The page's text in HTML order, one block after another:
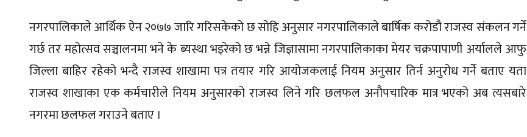
नगरपालिकाले आर्थिक ऐन २०७७ जारि गरिसकेको छ सोहि अनुसार नगरपालिकाले बार्षिक करोडौ राजस्व संकलन गर्ने
गर्छ तर महोत्सव सञ्चालनमा भने के ब्यस्था भइरेको छ भन्ने जिज्ञासामा नगरपालिकाका मेयर चक्रपापाणी अर्यालले आफु
जिल्ला बाहिर रहेको भन्दै राजस्व शाखामा पत्र तयार गरि आयोजकलाई नियम अनुसार तिर्न अनुरोध गर्नेे बताए यता
राजस्व शाखाका एक कर्मचारीले नियम अनुसारको राजस्व लिने गरि छलफल अनौपचारिक मात्र भएको अब त्यसबारे
नगरमा छलफल गराउने बताए ।